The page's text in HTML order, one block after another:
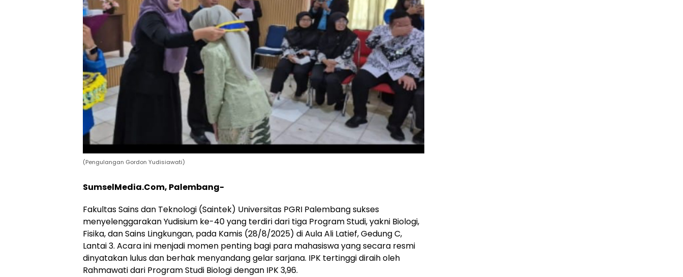
(Pengulangan Gordon Yudisiawati)
SumselMedia.Com, Palembang-
Fakultas Sains dan Teknologi (Saintek) Universitas PGRI Palembang sukses
menyelenggarakan Yudisium ke-40 yang terdiri dari tiga Program Studi, yakni Biologi,
Fisika, dan Sains Lingkungan, pada Kamis (28/8/2025) di Aula Ali Latief, Gedung C,
Lantai 3. Acara ini menjadi momen penting bagi para mahasiswa yang secara resmi
dinyatakan lulus dan berhak menyandang gelar sarjana. IPK tertinggi diraih oleh
Rahmawati dari Program Studi Biologi dengan IPK 3,96.